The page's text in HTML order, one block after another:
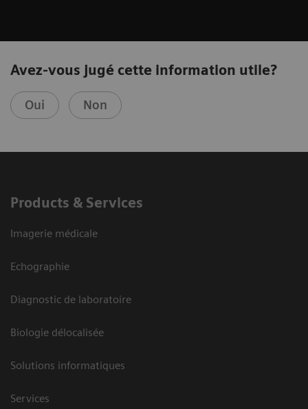
Avez-vous jugé cette information utile?
Oui Non
Products & Services
Imagerie médicale
Echographie
Diagnostic de laboratoire
Biologie délocalisée
Solutions informatiques
Services